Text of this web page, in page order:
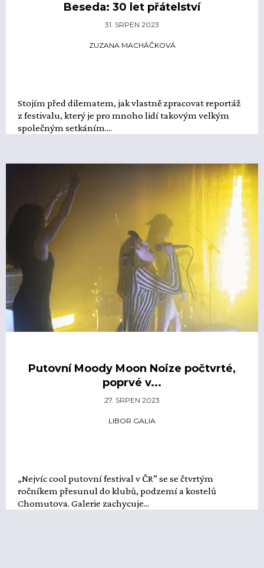
Beseda: 30 let přátelství
31. SRPEN 2023
ZUZANA MACHÁČKOVÁ
Stojím před dilematem, jak vlastně zpracovat reportáž
z festivalu, který je pro mnoho lidí takovým velkým
společným setkáním....
Putovní Moody Moon Noize počtvrté,
poprvé v...
27. SRPEN 2023
LIBOR GALIA
„Nejvíc cool putovní festival v ČR” se se čtvrtým
ročníkem přesunul do klubů, podzemí a kostelů
Chomutova. Galerie zachycuje...